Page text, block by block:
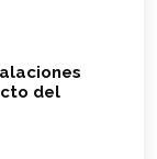
del